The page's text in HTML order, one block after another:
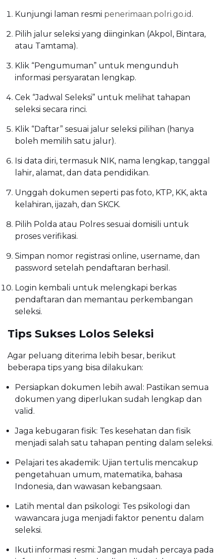
Kunjungi laman resmi penerimaan.polri.go.id .
Pilih jalur seleksi yang diinginkan (Akpol, Bintara,
atau Tamtama).
Klik “Pengumuman” untuk mengunduh
informasi persyaratan lengkap.
Cek “Jadwal Seleksi” untuk melihat tahapan
seleksi secara rinci.
Klik “Daftar” sesuai jalur seleksi pilihan (hanya
boleh memilih satu jalur).
Isi data diri, termasuk NIK, nama lengkap, tanggal
lahir, alamat, dan data pendidikan.
Unggah dokumen seperti pas foto, KTP, KK, akta
kelahiran, ijazah, dan SKCK.
Pilih Polda atau Polres sesuai domisili untuk
proses verifikasi.
Simpan nomor registrasi online, username, dan
password setelah pendaftaran berhasil.
Login kembali untuk melengkapi berkas
pendaftaran dan memantau perkembangan
seleksi.
Tips Sukses Lolos Seleksi
Agar peluang diterima lebih besar, berikut
beberapa tips yang bisa dilakukan:
Persiapkan dokumen lebih awal: Pastikan semua
dokumen yang diperlukan sudah lengkap dan
valid.
Jaga kebugaran fisik: Tes kesehatan dan fisik
menjadi salah satu tahapan penting dalam seleksi.
Pelajari tes akademik: Ujian tertulis mencakup
pengetahuan umum, matematika, bahasa
Indonesia, dan wawasan kebangsaan.
Latih mental dan psikologi: Tes psikologi dan
wawancara juga menjadi faktor penentu dalam
seleksi.
Ikuti informasi resmi: Jangan mudah percaya pada